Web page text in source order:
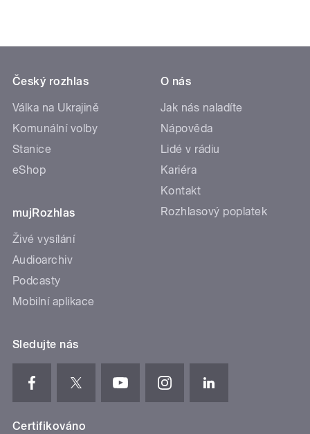
Český rozhlas
Válka na Ukrajině
Komunální volby
Stanice
eShop
mujRozhlas
Živé vysílání
Audioarchiv
Podcasty
Mobilní aplikace
O nás
Jak nás naladíte
Nápověda
Lidé v rádiu
Kariéra
Kontakt
Rozhlasový poplatek
Sledujte nás
Certifikováno